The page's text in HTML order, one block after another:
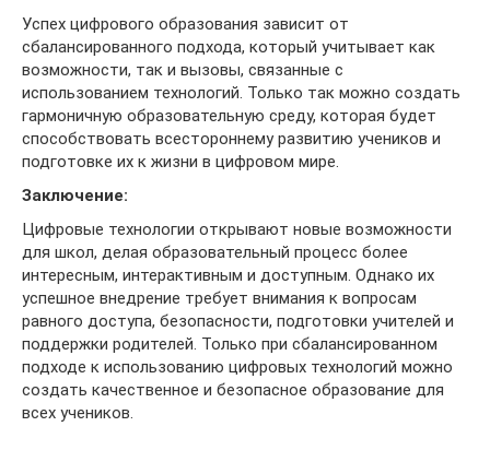
Успех цифрового образования зависит от
сбалансированного подхода, который учитывает как
возможности, так и вызовы, связанные с
использованием технологий. Только так можно создать
гармоничную образовательную среду, которая будет
способствовать всестороннему развитию учеников и
подготовке их к жизни в цифровом мире.
Заключение:
Цифровые технологии открывают новые возможности
для школ, делая образовательный процесс более
интересным, интерактивным и доступным. Однако их
успешное внедрение требует внимания к вопросам
равного доступа, безопасности, подготовки учителей и
поддержки родителей. Только при сбалансированном
подходе к использованию цифровых технологий можно
создать качественное и безопасное образование для
всех учеников.